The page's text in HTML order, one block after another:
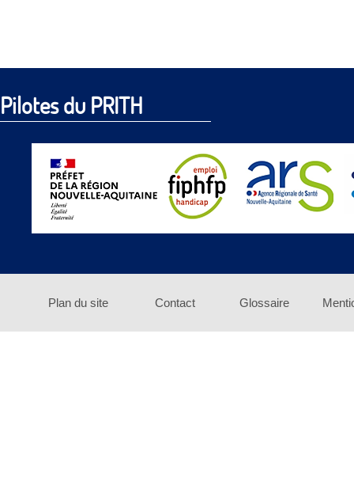
Pilotes du PRITH
Plan du site Contact Glossaire